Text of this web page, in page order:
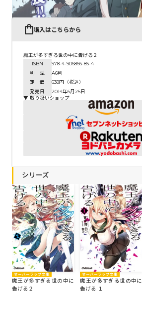
購入はこちらから
魔王が多すぎる世の中に告げる２
ISBN
978-4-906866-85-4
判 型
A6判
定 価
638円（税込）
発売日
2014年6月25日
▼ 取り扱いショップ
シリーズ
オーバーラップ文庫
魔王が多すぎる世の中に
告げる２
オーバーラップ文庫
魔王が多すぎる世の中に
告げる １